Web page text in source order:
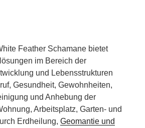
Feather Schamane bietet
im Bereich der
und Lebensstrukturen
Gesundheit, Gewohnheiten,
und Anhebung der
Arbeitsplatz, Garten- und
Erdheilung, Geomantie und